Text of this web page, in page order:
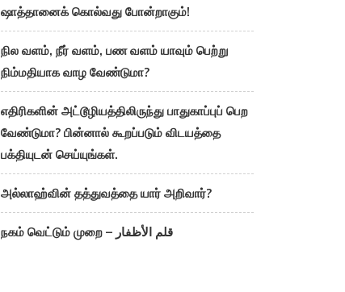
ஷாத்தானைக் கொல்வது போன்றாகும்!
நில வளம், நீர் வளம், பண வளம் யாவும் பெற்று
நிம்மதியாக வாழ வேண்டுமா?
எதிரிகளின் அட்டூழியத்திலிருந்து பாதுகாப்புப் பெற
வேண்டுமா? பின்னால் கூறப்படும் விடயத்தை
பக்தியுடன் செய்யுங்கள்.
அல்லாஹ்வின் தத்துவத்தை யார் அறிவார்?
நகம் வெட்டும் முறை – قلم الأظفار